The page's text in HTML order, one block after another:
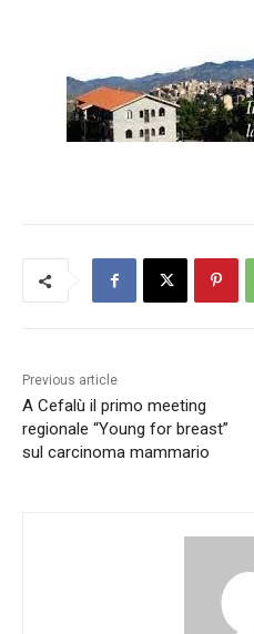
Previous article
A Cefalù il primo meeting
regionale “Young for breast”
sul carcinoma mammario